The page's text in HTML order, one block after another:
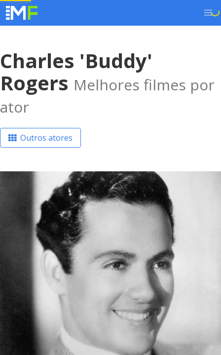
Charles 'Buddy'
Rogers Melhores filmes por
ator
Outros atores